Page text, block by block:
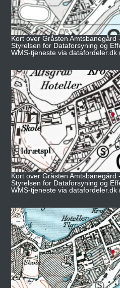
Kort over Gråsten
Styrelsen for Dataforsyning og
WMS-tjeneste via
Kort over Gråsten
Styrelsen for Dataforsyning og
WMS-tjeneste via